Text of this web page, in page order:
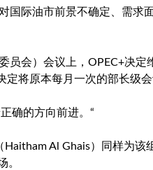
国际油市前景不确定、需求
员会）会议上，OPEC+决
将原本每月一次的部长级会
确的方向前进。“
Haitham Al Ghais）同样为
。